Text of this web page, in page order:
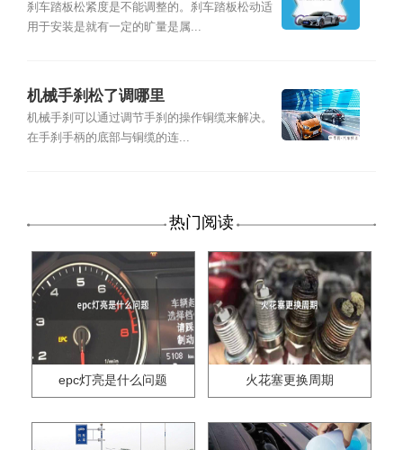
刹车踏板松紧度是不能调整的。刹车踏板松动适
用于安装是就有一定的旷量是属...
机械手刹松了调哪里
机械手刹可以通过调节手刹的操作铜缆来解决。
在手刹手柄的底部与铜缆的连...
热门阅读
epc灯亮是什么问题 火花塞更换周期